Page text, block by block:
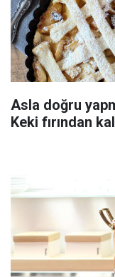
Asla doğru
Keki fırından